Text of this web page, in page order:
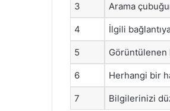
3 Arama
4 İlgili
5 Görüntülenen
6 Herhangi bir
7 Bilgilerinizi